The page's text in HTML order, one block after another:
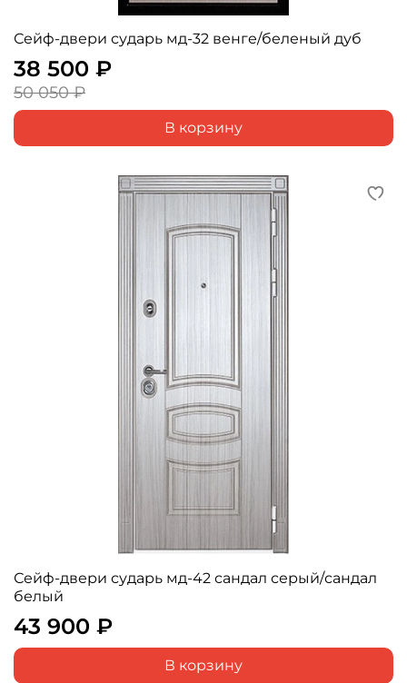
Сейф-двери сударь мд-32 венге/беленый дуб
38 500 ₽
50 050 ₽
В корзину
Сейф-двери сударь мд-42 сандал серый/сандал
белый
43 900 ₽
В корзину